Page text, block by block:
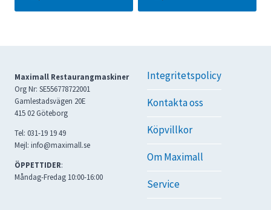
Maximall Restaurangmaskiner
Org Nr: SE556778722001
Gamlestadsvägen 20E
415 02 Göteborg
Tel: 031-19 19 49
Mejl: info@maximall.se
ÖPPETTIDER:
Måndag-Fredag 10:00-16:00
Integritetspolicy
Kontakta oss
Köpvillkor
Om Maximall
Service